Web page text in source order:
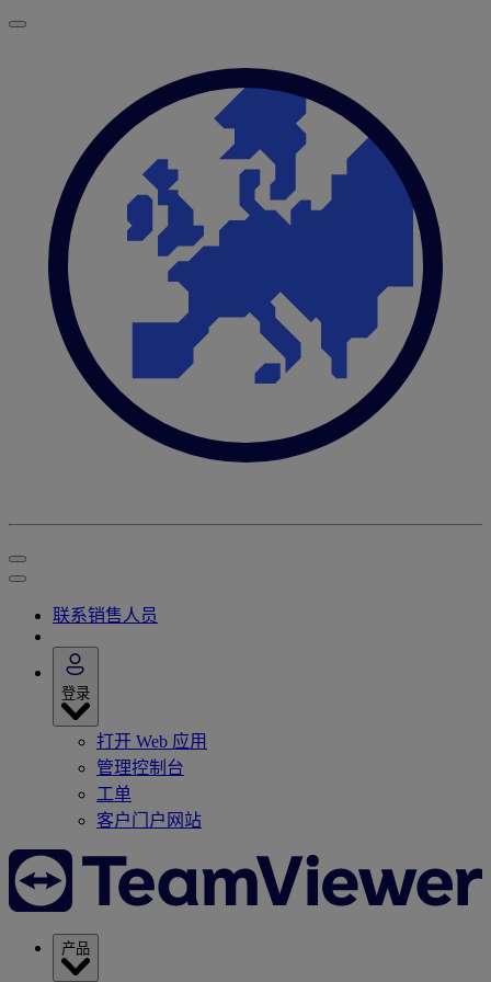
联系销售人员
登录
打开 Web 应用
管理控制台
工单
客户门户网站
产品